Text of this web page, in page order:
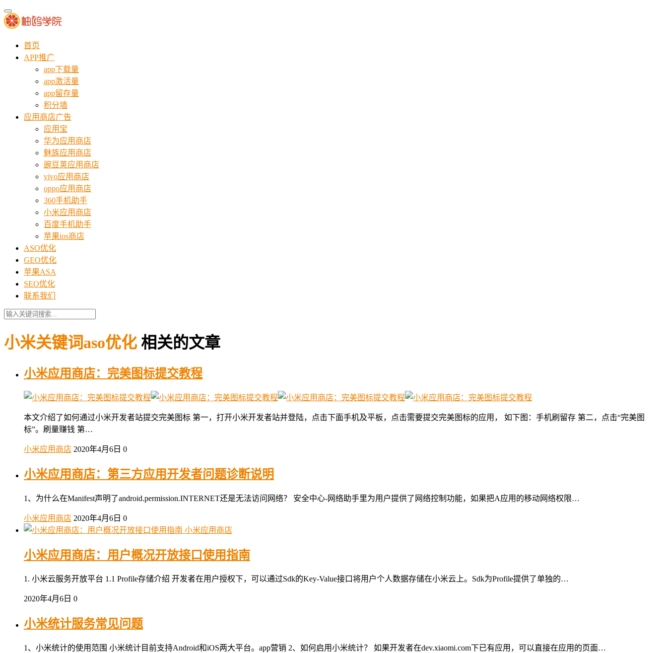
首页
APP推广
app下载量
app激活量
app留存量
积分墙
应用商店广告
应用宝
华为应用商店
魅族应用商店
豌豆荚应用商店
vivo应用商店
oppo应用商店
360手机助手
小米应用商店
百度手机助手
苹果ios商店
ASO优化
GEO优化
苹果ASA
SEO优化
联系我们
小米关键词aso优化 相关的文章
小米应用商店：完美图标提交教程
本文介绍了如何通过小米开发者站提交完美图标 第一，打开小米开发者站并登陆，点击下面手机及平板，点击需要提交完美图标的应用， 如下图：手机刷留存 第二，点击“完美图
标”。刷量赚钱 第…
小米应用商店 2020年4月6日 0
小米应用商店：第三方应用开发者问题诊断说明
1、为什么在Manifest声明了android.permission.INTERNET还是无法访问网络？ 安全中心-网络助手里为用户提供了网络控制功能，如果把A应用的移动网络权限…
小米应用商店 2020年4月6日 0
小米应用商店
小米应用商店：用户概况开放接口使用指南
1. 小米云服务开放平台 1.1 Profile存储介绍 开发者在用户授权下，可以通过Sdk的Key-Value接口将用户个人数据存储在小米云上。Sdk为Profile提供了单独的…
2020年4月6日 0
小米统计服务常见问题
1、小米统计的使用范围 小米统计目前支持Android和iOS两大平台。app营销 2、如何启用小米统计？ 如果开发者在dev.xiaomi.com下已有应用，可以直接在应用的页面…